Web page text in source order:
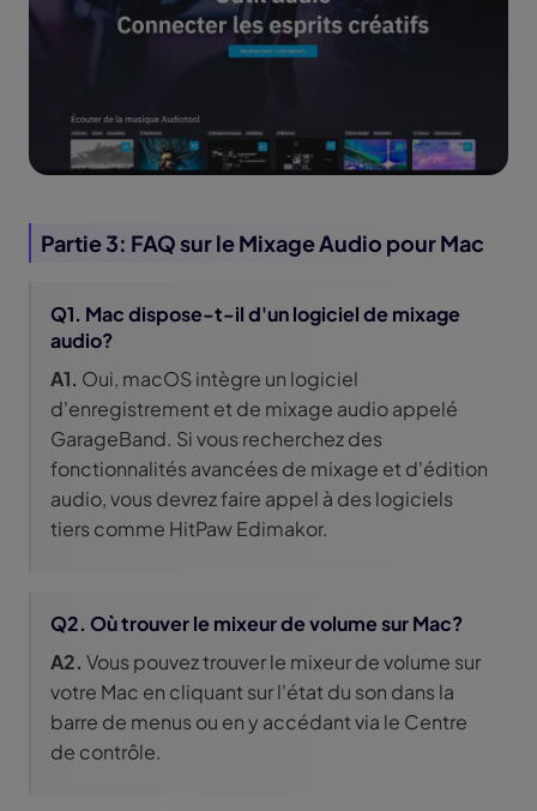
Partie 3: FAQ sur le Mixage Audio pour Mac
Q1. Mac dispose-t-il d'un logiciel de mixage
audio?
A1. Oui, macOS intègre un logiciel
d'enregistrement et de mixage audio appelé
GarageBand. Si vous recherchez des
fonctionnalités avancées de mixage et d'édition
audio, vous devrez faire appel à des logiciels
tiers comme HitPaw Edimakor.
Q2. Où trouver le mixeur de volume sur Mac?
A2. Vous pouvez trouver le mixeur de volume sur
votre Mac en cliquant sur l'état du son dans la
barre de menus ou en y accédant via le Centre
de contrôle.